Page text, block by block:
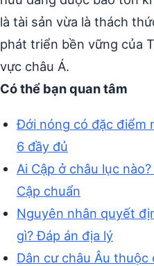
là tài sản vừa là thách
phát triển bền vững của
vực châu Á.
Có thể bạn quan tâm
Đới nóng có đặc điểm
6 đầy đủ
Ai Cập ở châu lục
Cập chuẩn
Nguyên nhân quyết
gì? Đáp án địa lý
Dân cư châu Âu